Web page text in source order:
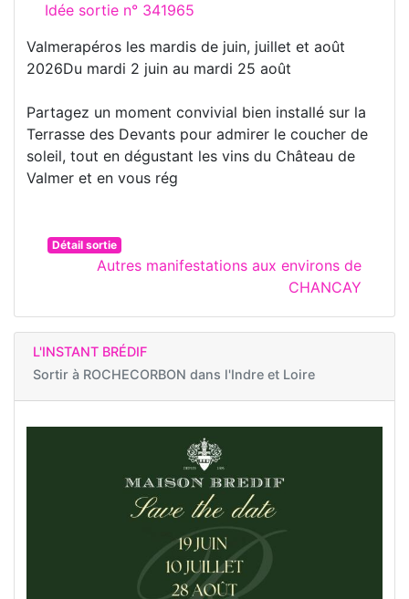
Idée sortie n° 341965
Valmerapéros les mardis de juin, juillet et août
2026Du mardi 2 juin au mardi 25 août
Partagez un moment convivial bien installé sur la
Terrasse des Devants pour admirer le coucher de
soleil, tout en dégustant les vins du Château de
Valmer et en vous rég
Détail sortie
Autres manifestations aux environs de
CHANCAY
L'INSTANT BRÉDIF
Sortir à ROCHECORBON dans l'Indre et Loire